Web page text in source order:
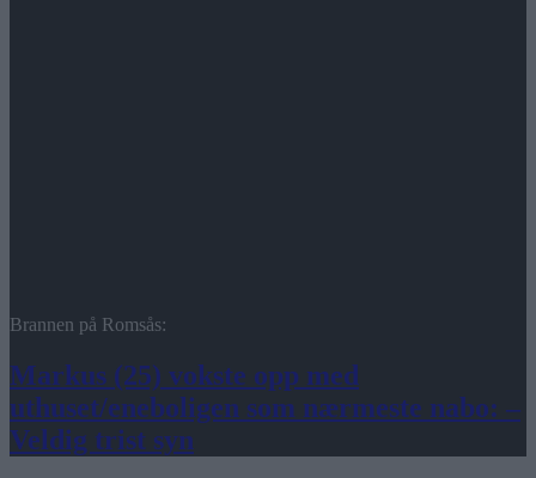
Brannen på Romsås:
Markus (25) vokste opp med
uthuset/eneboligen som nærmeste nabo: –
Veldig trist syn